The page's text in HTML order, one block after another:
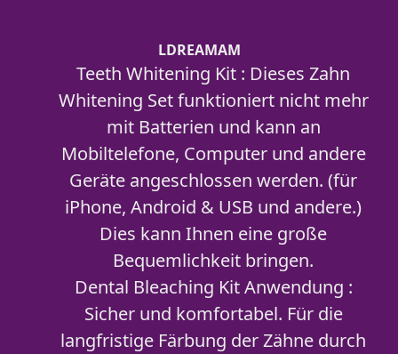
LDREAMAM
Teeth Whitening Kit : Dieses Zahn
Whitening Set funktioniert nicht mehr
mit Batterien und kann an
Mobiltelefone, Computer und andere
Geräte angeschlossen werden. (für
iPhone, Android & USB und andere.)
Dies kann Ihnen eine große
Bequemlichkeit bringen.
Dental Bleaching Kit Anwendung :
Sicher und komfortabel. Für die
langfristige Färbung der Zähne durch